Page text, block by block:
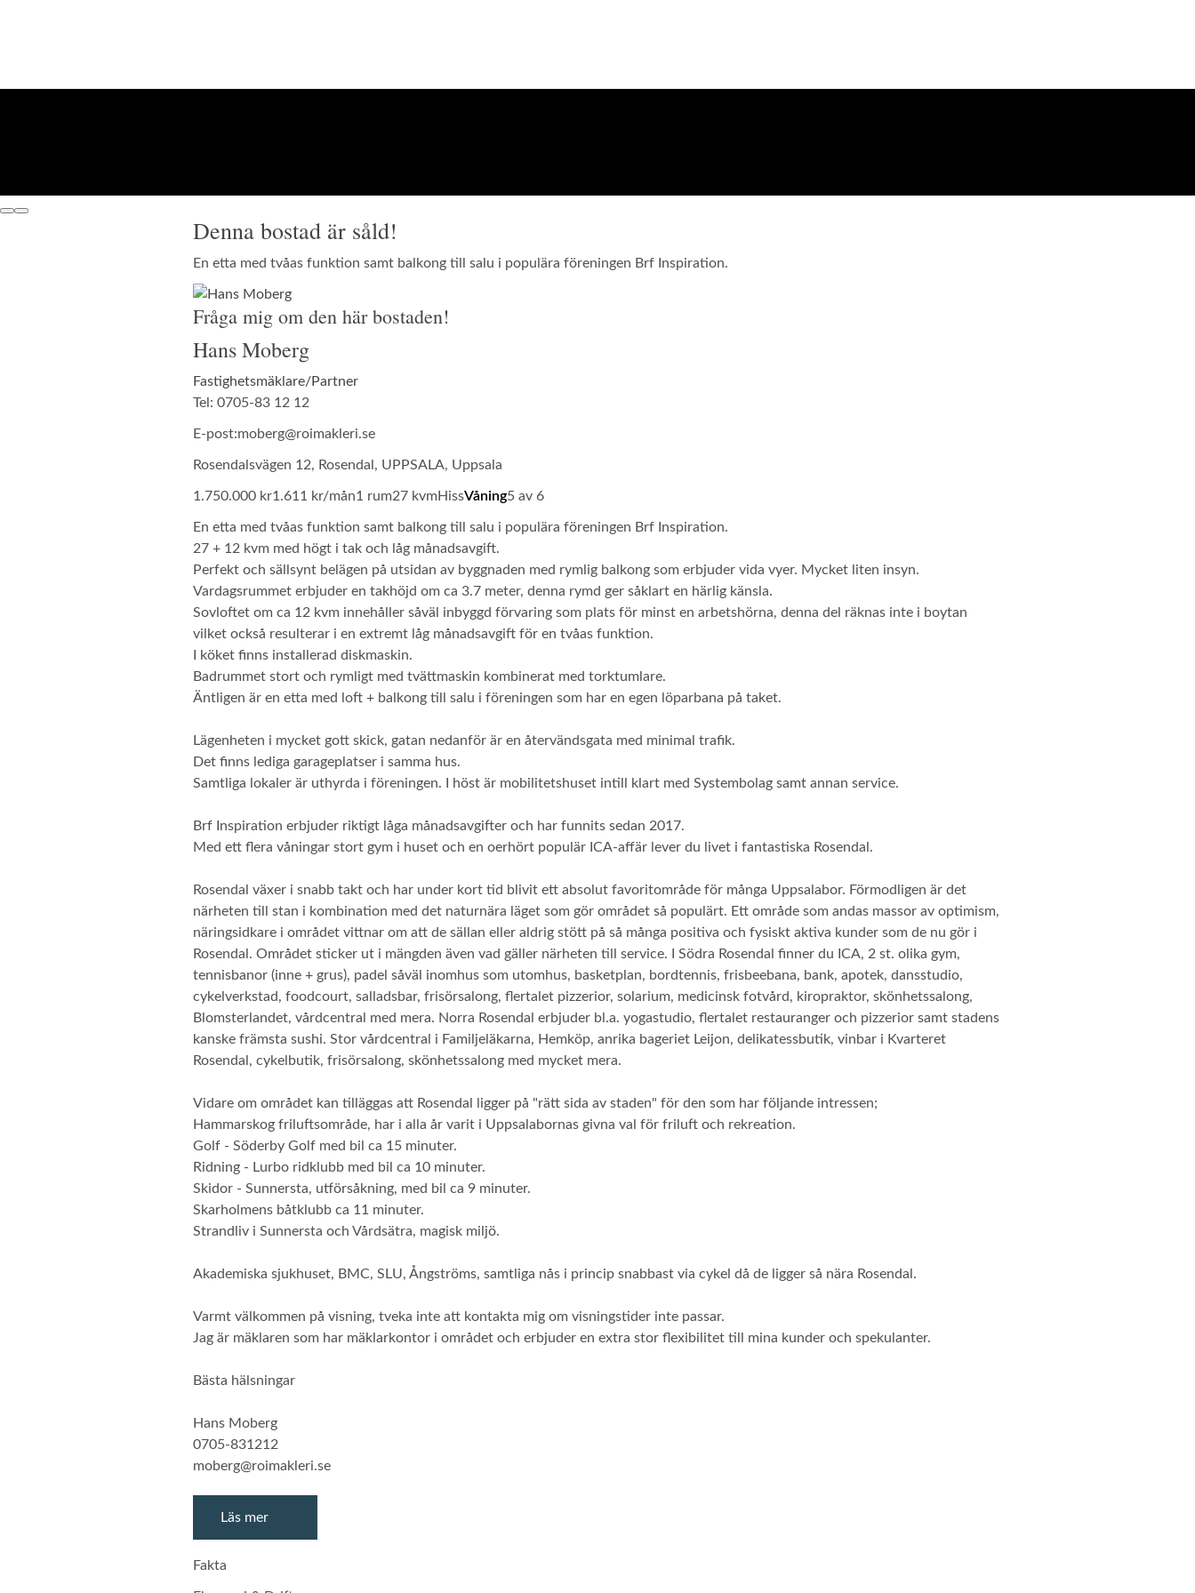
Denna bostad är såld!
En etta med tvåas funktion samt balkong till salu i populära föreningen Brf Inspiration.
Fråga mig om den här bostaden!
Hans Moberg
Fastighetsmäklare/Partner
Tel: 0705-83 12 12
E-post:moberg@roimakleri.se
Rosendalsvägen 12, Rosendal, UPPSALA, Uppsala
1.750.000 kr1.611 kr/mån1 rum27 kvm HissVåning5 av 6
En etta med tvåas funktion samt balkong till salu i populära föreningen Brf Inspiration.
27 + 12 kvm med högt i tak och låg månadsavgift.
Perfekt och sällsynt belägen på utsidan av byggnaden med rymlig balkong som erbjuder vida vyer. Mycket liten insyn.
Vardagsrummet erbjuder en takhöjd om ca 3.7 meter, denna rymd ger såklart en härlig känsla.
Sovloftet om ca 12 kvm innehåller såväl inbyggd förvaring som plats för minst en arbetshörna, denna del räknas inte i boytan
vilket också resulterar i en extremt låg månadsavgift för en tvåas funktion.
I köket finns installerad diskmaskin.
Badrummet stort och rymligt med tvättmaskin kombinerat med torktumlare.
Äntligen är en etta med loft + balkong till salu i föreningen som har en egen löparbana på taket.
Lägenheten i mycket gott skick, gatan nedanför är en återvändsgata med minimal trafik.
Det finns lediga garageplatser i samma hus.
Samtliga lokaler är uthyrda i föreningen. I höst är mobilitetshuset intill klart med Systembolag samt annan service.
Brf Inspiration erbjuder riktigt låga månadsavgifter och har funnits sedan 2017.
Med ett flera våningar stort gym i huset och en oerhört populär ICA-affär lever du livet i fantastiska Rosendal.
Rosendal växer i snabb takt och har under kort tid blivit ett absolut favoritområde för många Uppsalabor. Förmodligen är det
närheten till stan i kombination med det naturnära läget som gör området så populärt. Ett område som andas massor av optimism,
näringsidkare i området vittnar om att de sällan eller aldrig stött på så många positiva och fysiskt aktiva kunder som de nu gör i
Rosendal. Området sticker ut i mängden även vad gäller närheten till service. I Södra Rosendal finner du ICA, 2 st. olika gym,
tennisbanor (inne + grus), padel såväl inomhus som utomhus, basketplan, bordtennis, frisbeebana, bank, apotek, dansstudio,
cykelverkstad, foodcourt, salladsbar, frisörsalong, flertalet pizzerior, solarium, medicinsk fotvård, kiropraktor, skönhetssalong,
Blomsterlandet, vårdcentral med mera. Norra Rosendal erbjuder bl.a. yogastudio, flertalet restauranger och pizzerior samt stadens
kanske främsta sushi. Stor vårdcentral i Familjeläkarna, Hemköp, anrika bageriet Leijon, delikatessbutik, vinbar i Kvarteret
Rosendal, cykelbutik, frisörsalong, skönhetssalong med mycket mera.
Vidare om området kan tilläggas att Rosendal ligger på "rätt sida av staden" för den som har följande intressen;
Hammarskog friluftsområde, har i alla år varit i Uppsalabornas givna val för friluft och rekreation.
Golf - Söderby Golf med bil ca 15 minuter.
Ridning - Lurbo ridklubb med bil ca 10 minuter.
Skidor - Sunnersta, utförsåkning, med bil ca 9 minuter.
Skarholmens båtklubb ca 11 minuter.
Strandliv i Sunnersta och Vårdsätra, magisk miljö.
Akademiska sjukhuset, BMC, SLU, Ångströms, samtliga nås i princip snabbast via cykel då de ligger så nära Rosendal.
Varmt välkommen på visning, tveka inte att kontakta mig om visningstider inte passar.
Jag är mäklaren som har mäklarkontor i området och erbjuder en extra stor flexibilitet till mina kunder och spekulanter.
Bästa hälsningar
Hans Moberg
0705-831212
moberg@roimakleri.se
Läs mer
Fakta